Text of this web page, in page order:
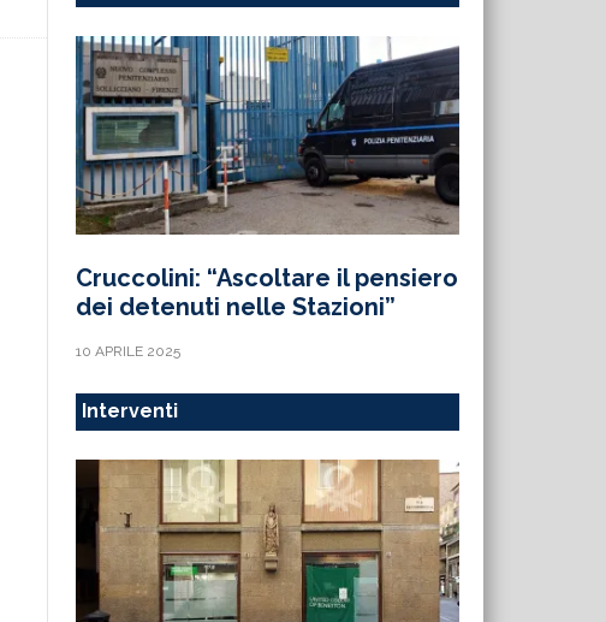
Cruccolini: “Ascoltare il pensiero
dei detenuti nelle Stazioni”
10 APRILE 2025
Interventi